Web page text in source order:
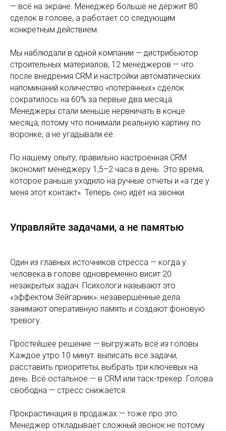
— всё на экране. Менеджер больше не держит 80
сделок в голове, а работает со следующим
конкретным действием.
Мы наблюдали в одной компании — дистрибьютор
строительных материалов, 12 менеджеров — что
после внедрения CRM и настройки автоматических
напоминаний количество «потерянных» сделок
сократилось на 60% за первые два месяца.
Менеджеры стали меньше нервничать в конце
месяца, потому что понимали реальную картину по
воронке, а не угадывали её.
По нашему опыту, правильно настроенная CRM
экономит менеджеру 1,5–2 часа в день. Это время,
которое раньше уходило на ручные отчёты и «а где у
меня этот контакт». Теперь оно идёт на звонки.
Управляйте задачами, а не памятью
Один из главных источников стресса — когда у
человека в голове одновременно висит 20
незакрытых задач. Психологи называют это
«эффектом Зейгарник»: незавершённые дела
занимают оперативную память и создают фоновую
тревогу.
Простейшее решение — выгружать всё из головы.
Каждое утро 10 минут: выписать все задачи,
расставить приоритеты, выбрать три ключевых на
день. Всё остальное — в CRM или таск-трекер. Голова
свободна — стресс снижается.
Прокрастинация в продажах — тоже про это.
Менеджер откладывает сложный звонок не потому